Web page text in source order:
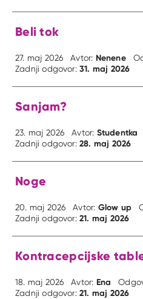
Beli tok
27. maj 2026 Avtor: Nenene
Zadnji odgovor:31. maj 2026
Sanjam?
23. maj 2026 Avtor: Studentka
Zadnji odgovor:28. maj 2026
Noge
20. maj 2026 Avtor: Glow up
Zadnji odgovor:21. maj 2026
Kontracepcijske
18. maj 2026 Avtor: Ena
Zadnji odgovor:21. maj 2026